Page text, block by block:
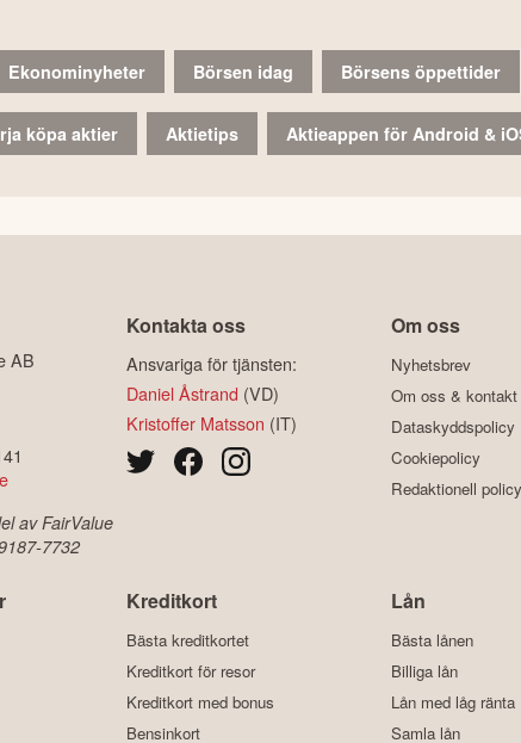
Ekonominyheter Börsen idag Börsens öppettider
köpa aktier Aktietips Aktieappen för Android &
AB
av FairValue
7732
Kontakta oss
Ansvariga för tjänsten:
Daniel Åstrand (VD)
Kristoffer Matsson (IT)
Om oss
Nyhetsbrev
Om oss & kontakt
Dataskyddspolicy
Cookiepolicy
Redaktionell policy
Kreditkort
Bästa kreditkortet
Kreditkort för resor
Kreditkort med bonus
Bensinkort
Lån
Bästa lånen
Billiga lån
Lån med låg ränta
Samla lån